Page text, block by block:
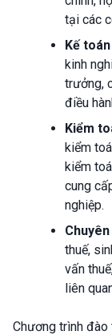
tại các
Kế
kinh
trưởng,
điều
Kiểm
kiểm
kiểm
cung
nghiệp.
thuế,
vấn
liên
Chương trình